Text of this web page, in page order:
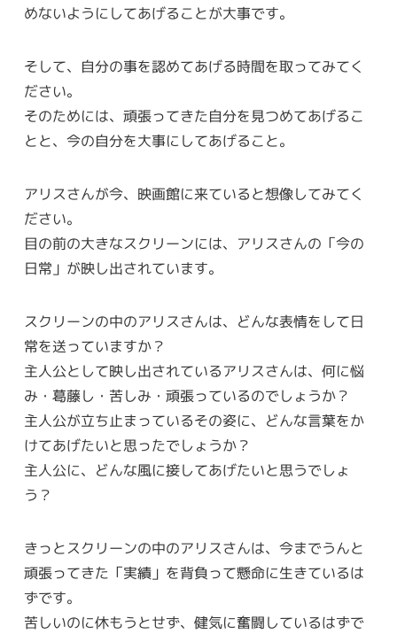
めないようにしてあげることが大事です。
そして、自分の事を認めてあげる時間を取ってみてく
ださい。
そのためには、頑張ってきた自分を見つめてあげるこ
とと、今の自分を大事にしてあげること。
アリスさんが今、映画館に来ていると想像してみてく
ださい。
目の前の大きなスクリーンには、アリスさんの「今の
日常」が映し出されています。
スクリーンの中のアリスさんは、どんな表情をして日
常を送っていますか？
主人公として映し出されているアリスさんは、何に悩
み・葛藤し・苦しみ・頑張っているのでしょうか？
主人公が立ち止まっているその姿に、どんな言葉をか
けてあげたいと思ったでしょうか？
主人公に、どんな風に接してあげたいと思うでしょ
う？
きっとスクリーンの中のアリスさんは、今までうんと
頑張ってきた「実績」を背負って懸命に生きているは
ずです。
苦しいのに休もうとせず、健気に奮闘しているはずで